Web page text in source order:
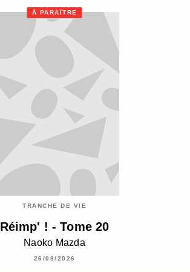
À PARAÎTRE
TRANCHE DE VIE
Réimp' ! - Tome 20
Naoko Mazda
26/08/2026